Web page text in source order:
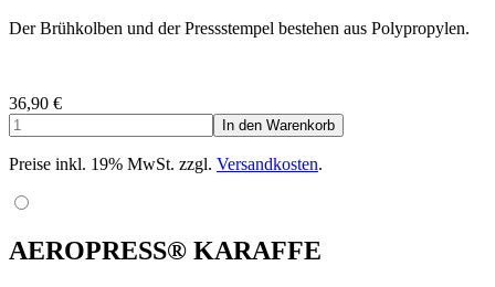
Der Brühkolben und der Pressstempel bestehen aus Polypropylen.
36,90 €
Preise inkl. 19% MwSt. zzgl. Versandkosten.
AEROPRESS® KARAFFE